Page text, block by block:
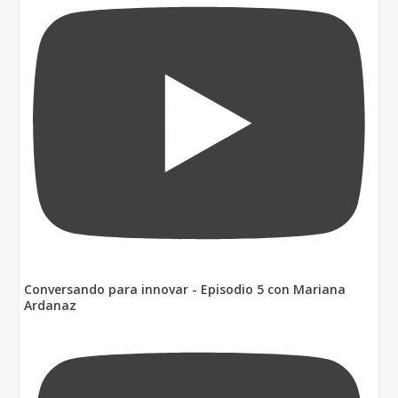
Conversando para innovar - Episodio 5 con Mariana
Ardanaz